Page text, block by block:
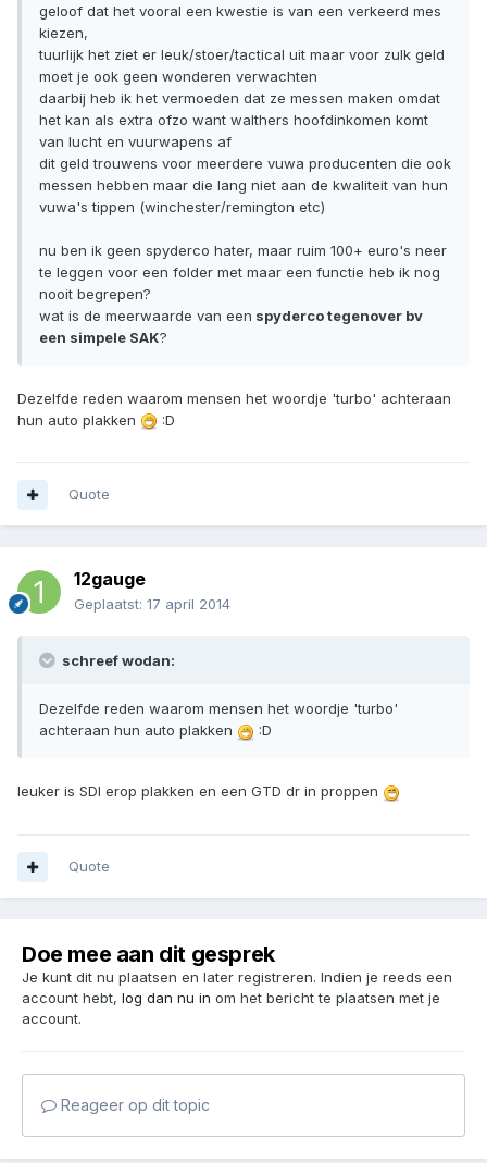
geloof dat het vooral een kwestie is van een verkeerd mes
kiezen,
tuurlijk het ziet er leuk/stoer/tactical uit maar voor zulk geld
moet je ook geen wonderen verwachten
daarbij heb ik het vermoeden dat ze messen maken omdat
het kan als extra ofzo want walthers hoofdinkomen komt
van lucht en vuurwapens af
dit geld trouwens voor meerdere vuwa producenten die ook
messen hebben maar die lang niet aan de kwaliteit van hun
vuwa's tippen (winchester/remington etc)
nu ben ik geen spyderco hater, maar ruim 100+ euro's neer
te leggen voor een folder met maar een functie heb ik nog
nooit begrepen?
wat is de meerwaarde van een spyderco tegenover bv
een simpele SAK?
Dezelfde reden waarom mensen het woordje 'turbo' achteraan
hun auto plakken
:D
Quote
12gauge
Geplaatst: 17 april 2014
schreef wodan:
Dezelfde reden waarom mensen het woordje 'turbo'
achteraan hun auto plakken
:D
leuker is SDI erop plakken en een GTD dr in proppen
Quote
Doe mee aan dit gesprek
Je kunt dit nu plaatsen en later registreren. Indien je reeds een
account hebt, log dan nu in om het bericht te plaatsen met je
account.
Reageer op dit topic